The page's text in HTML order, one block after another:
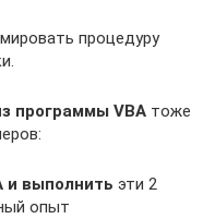
процедуру
программы VBA тоже
и выполнить эти 2
опыт